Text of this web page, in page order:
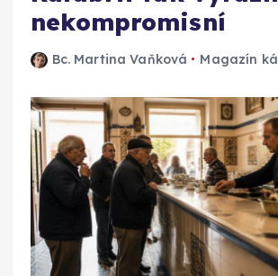
nekompromisní
Bc. Martina Vaňková Magazín